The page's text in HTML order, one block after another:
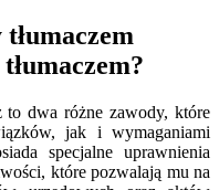
to dwa różne zawody, które
jak i wymaganiami
specjalne uprawnienia
które pozwalają mu na